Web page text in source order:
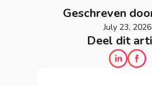
Geschreven
July 23, 2026
Deel dit